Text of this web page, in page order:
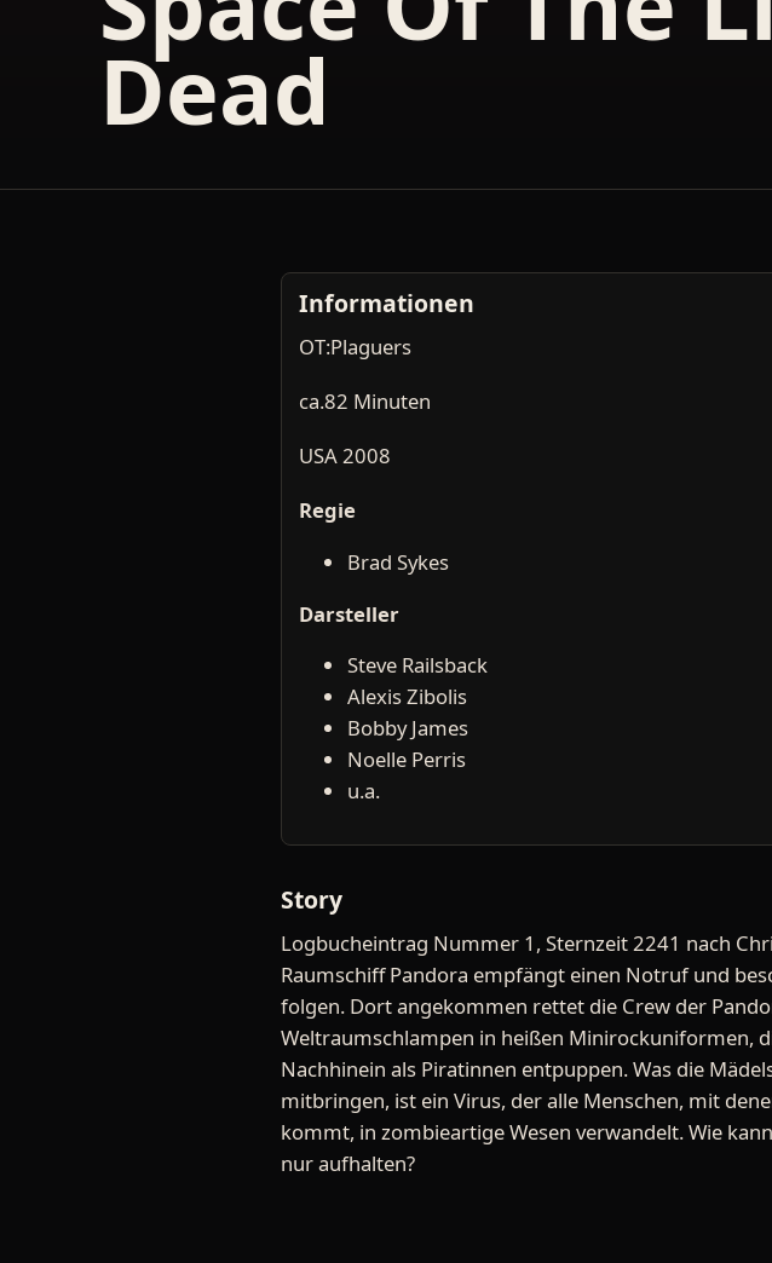
Dead
Informationen
OT:Plaguers
ca.82 Minuten
USA 2008
Regie
Brad Sykes
Darsteller
Steve Railsback
Alexis Zibolis
Bobby James
Noelle Perris
u.a.
Story
Logbucheintrag Nummer 1, Sternzeit 2241 nach
Raumschiff Pandora empfängt einen Notruf und
folgen. Dort angekommen rettet die Crew der
Weltraumschlampen in heißen Minirockuniformen,
Nachhinein als Piratinnen entpuppen. Was die
mitbringen, ist ein Virus, der alle Menschen, mit
kommt, in zombieartige Wesen verwandelt. Wie
nur aufhalten?